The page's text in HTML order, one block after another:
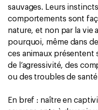
sauvages. Leurs
comportements sont
nature, et non par la vie
pourquoi, même dans
ces animaux présentent
de l’agressivité, des
ou des troubles de
En bref : naître en